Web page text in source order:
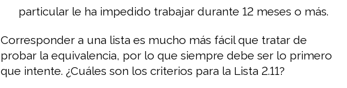
particular le ha impedido trabajar durante 12 meses o más.
Corresponder a una lista es mucho más fácil que tratar de
probar la equivalencia, por lo que siempre debe ser lo primero
que intente. ¿Cuáles son los criterios para la Lista 2.11?